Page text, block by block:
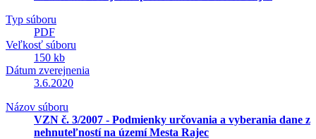
Typ súboru
PDF
Veľkosť súboru
150 kb
Dátum zverejnenia
3.6.2020
Názov súboru
VZN č. 3/2007 - Podmienky určovania a vyberania dane z
nehnuteľností na území Mesta Rajec